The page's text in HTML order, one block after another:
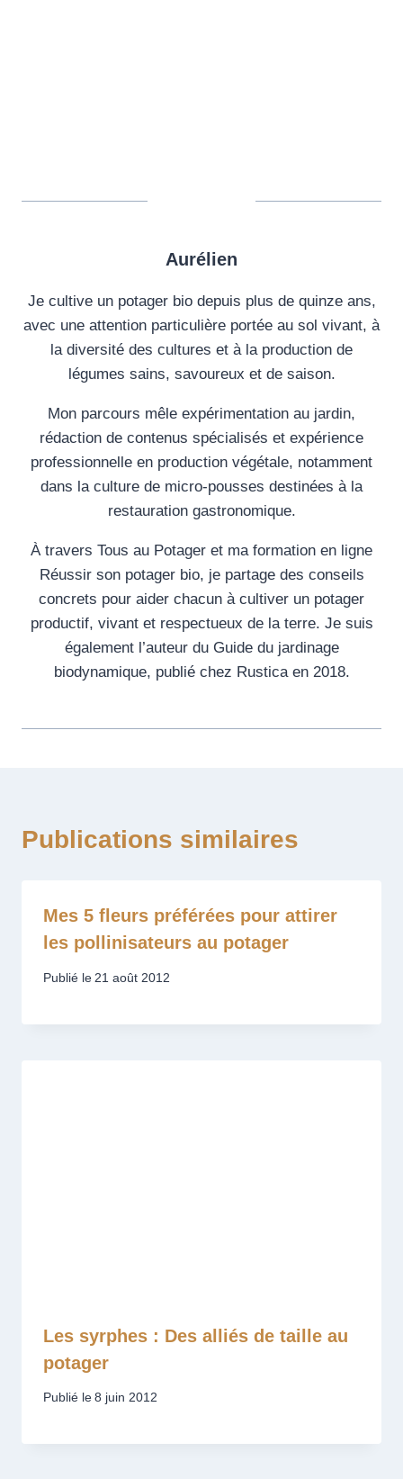
Aurélien
Je cultive un potager bio depuis plus de quinze ans,
avec une attention particulière portée au sol vivant, à
la diversité des cultures et à la production de
légumes sains, savoureux et de saison.
Mon parcours mêle expérimentation au jardin,
rédaction de contenus spécialisés et expérience
professionnelle en production végétale, notamment
dans la culture de micro-pousses destinées à la
restauration gastronomique.
À travers Tous au Potager et ma formation en ligne
Réussir son potager bio, je partage des conseils
concrets pour aider chacun à cultiver un potager
productif, vivant et respectueux de la terre. Je suis
également l’auteur du Guide du jardinage
biodynamique, publié chez Rustica en 2018.
Publications similaires
Mes 5 fleurs préférées pour attirer
les pollinisateurs au potager
Publié le 21 août 2012
Les syrphes : Des alliés de taille au
potager
Publié le 8 juin 2012